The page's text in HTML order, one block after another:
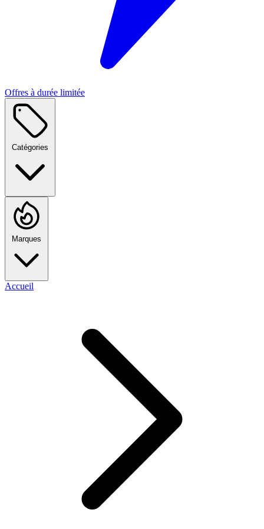
Offres à durée limitée
Catégories
Marques
Accueil